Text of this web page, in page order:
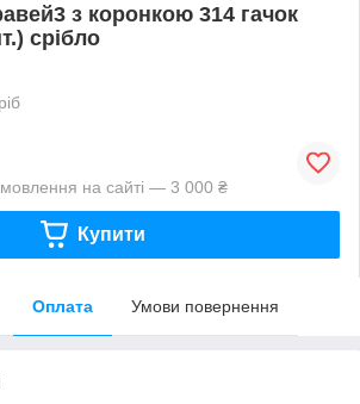
з коронкою 314 гачок
срібло
на сайті — 3 000 ₴
Купити
Оплата Умови повернення